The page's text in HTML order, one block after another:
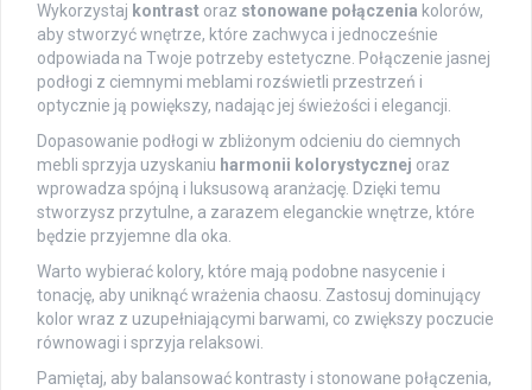
Wykorzystaj kontrast oraz stonowane połączenia kolorów,
aby stworzyć wnętrze, które zachwyca i jednocześnie
odpowiada na Twoje potrzeby estetyczne. Połączenie jasnej
podłogi z ciemnymi meblami rozświetli przestrzeń i
optycznie ją powiększy, nadając jej świeżości i elegancji.
Dopasowanie podłogi w zbliżonym odcieniu do ciemnych
mebli sprzyja uzyskaniu harmonii kolorystycznej oraz
wprowadza spójną i luksusową aranżację. Dzięki temu
stworzysz przytulne, a zarazem eleganckie wnętrze, które
będzie przyjemne dla oka.
Warto wybierać kolory, które mają podobne nasycenie i
tonację, aby uniknąć wrażenia chaosu. Zastosuj dominujący
kolor wraz z uzupełniającymi barwami, co zwiększy poczucie
równowagi i sprzyja relaksowi.
Pamiętaj, aby balansować kontrasty i stonowane połączenia,